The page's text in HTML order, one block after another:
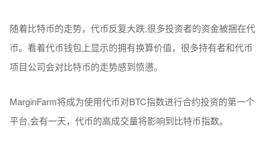
随着比特币的走势，代币反复大跌,很多投资者的资金被捆在代
币。看着代币钱包上显示的拥有换算价值，很多持有者和代币
项目公司会对比特币的走势感到愤懑。
MarginFarm将成为使用代币对BTC指数进行合约投资的第一个
平台,会有一天，代币的高成交量将影响到比特币指数。